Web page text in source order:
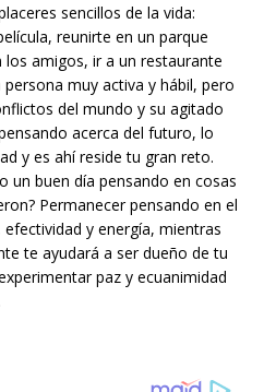
sencillos de la vida:
reunirte en un parque
amigos, ir a un restaurante
muy activa y hábil, pero
del mundo y su agitado
acerca del futuro, lo
y es ahí reside tu gran reto.
un buen día pensando en cosas
Permanecer pensando en el
y energía, mientras
te ayudará a ser dueño de tu
paz y ecuanimidad